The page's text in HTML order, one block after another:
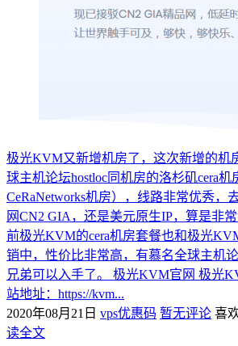
极光KVM又新增机房了，这次新增的机
球主机论坛hostloc同机房的洛杉矶cera机
CeRaNetworks机房），线路非常优秀，
网CN2 GIA，还是美元原生IP，算是非
前极光KVM的cera机房套餐也和极光
销中，性价比非常高，有慕名全球主机
兄弟可以入手了。 极光KVM官网 极光
站地址：https://kvm...
2020年08月21日 vps优惠码 暂无评论 喜
读全文